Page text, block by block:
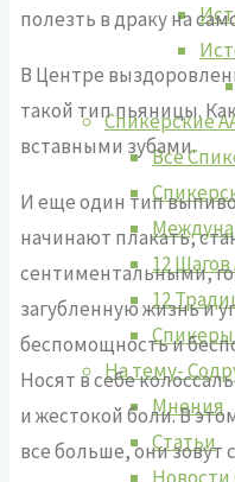
Спикерские
Все
12 Шагов
12
На тему-
Мнения
Статьи
полезть в драку на
В Центре
такой тип пьяницы.
вставными зубами.
И еще один тип
начинают плакать,
сентиментальными,
загубленную жизнь и
беспомощность и
Носят в себе
и жестокой боли. В
все больше, они